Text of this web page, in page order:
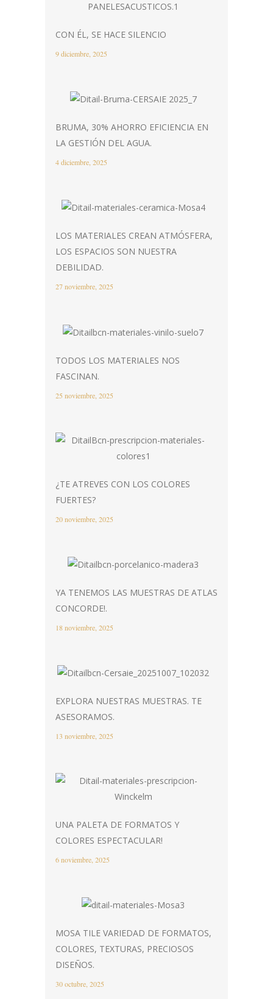
CON ÉL, SE HACE SILENCIO
9 diciembre, 2025
BRUMA, 30% AHORRO EFICIENCIA EN
LA GESTIÓN DEL AGUA.
4 diciembre, 2025
LOS MATERIALES CREAN ATMÓSFERA,
LOS ESPACIOS SON NUESTRA
DEBILIDAD.
27 noviembre, 2025
TODOS LOS MATERIALES NOS
FASCINAN.
25 noviembre, 2025
¿TE ATREVES CON LOS COLORES
FUERTES?
20 noviembre, 2025
YA TENEMOS LAS MUESTRAS DE ATLAS
CONCORDE!.
18 noviembre, 2025
EXPLORA NUESTRAS MUESTRAS. TE
ASESORAMOS.
13 noviembre, 2025
UNA PALETA DE FORMATOS Y
COLORES ESPECTACULAR!
6 noviembre, 2025
MOSA TILE VARIEDAD DE FORMATOS,
COLORES, TEXTURAS, PRECIOSOS
DISEÑOS.
30 octubre, 2025